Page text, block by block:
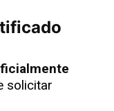
solicitar